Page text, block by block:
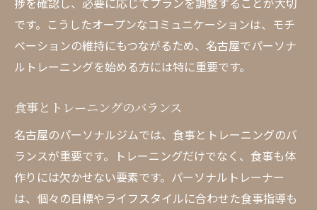
ング
トレーナーとの相談の重要性
長期的なジム利用のメリット
る
短期間で成果を出すためのトレーニング
集中トレーニングプログラムの紹介
効率的なトレーニングの秘訣
パーソナルジムでのモチベーション維持
です。こうしたオープンなコミュニケーションは、モチ
ベーションの維持にもつながるため、名古屋でパーソナ
ルトレーニングを始める方には特に重要です。
食事とトレーニングのバランス
名古屋のパーソナルジムでは、食事とトレーニングのバ
ランスが重要です。トレーニングだけでなく、食事も体
作りには欠かせない要素です。パーソナルトレーナー
は、個々の目標やライフスタイルに合わせた食事指導も